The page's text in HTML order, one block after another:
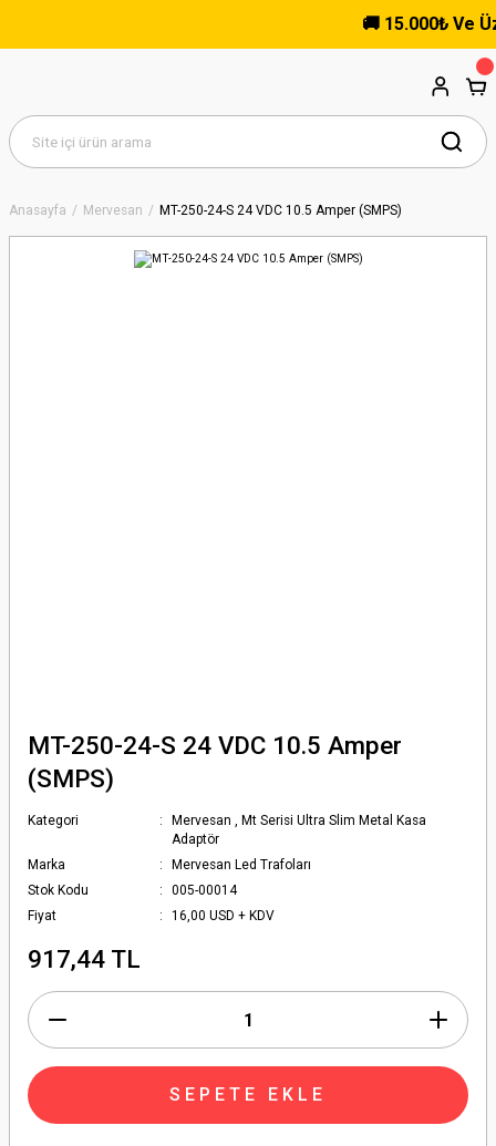
🚚 15.000₺ Ve
Anasayfa Mervesan MT-250-24-S 24 VDC 10.5 Amper (SMPS)
MT-250-24-S 24 VDC 10.5 Amper
(SMPS)
Kategori Mervesan, Mt Serisi Ultra Slim Metal Kasa
Adaptör
Marka
Mervesan Led Trafoları
Stok Kodu
005-00014
Fiyat
16,00 USD + KDV
917,44 TL
SEPETE EKLE